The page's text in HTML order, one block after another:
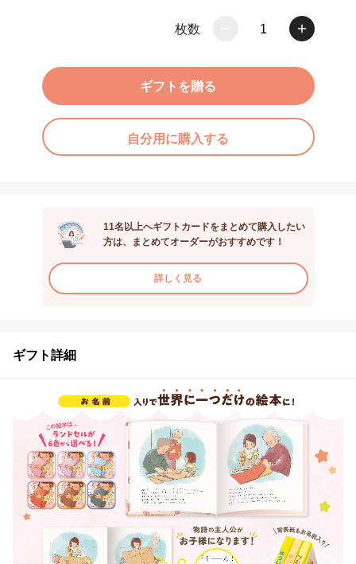
枚数 1
ギフトを贈る
自分用に購入する
11名以上へギフトカードをまとめて購入したい
方は、まとめてオーダーがおすすめです！
詳しく見る
ギフト詳細